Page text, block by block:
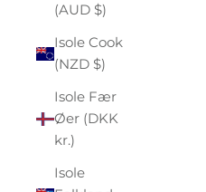
(AUD $)
Isole Cook
(NZD $)
Isole Fær
Øer (DKK
kr.)
Isole